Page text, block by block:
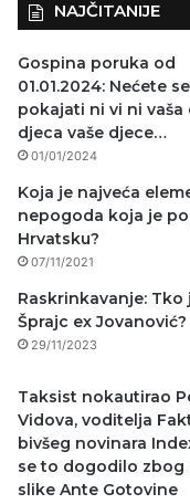
NAJČITANIJE
Gospina poruka od
01.01.2024: Nećete se
pokajati ni vi ni vaša
djeca vaše djece…
01/01/2024
Koja je najveća
nepogoda koja je
Hrvatsku?
07/11/2021
Raskrinkavanje: Tko
Šprajc ex Jovanović?
29/11/2023
Taksist nokautirao
Vidova, voditelja
bivšeg novinara
se to dogodilo zbog
slike Ante Gotovine